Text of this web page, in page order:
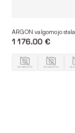
ARGON valgomojo
1 176.00 €